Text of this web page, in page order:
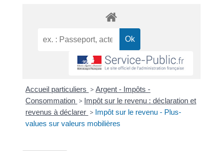
Accueil particuliers > Argent - Impôts -
Consommation > Impôt sur le revenu : déclaration et
revenus à déclarer > Impôt sur le revenu - Plus-
values sur valeurs mobilières